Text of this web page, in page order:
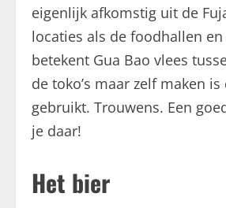
eigenlijk afkomstig uit de
locaties als de foodhallen
betekent Gua Bao vlees
de toko’s maar zelf maken
gebruikt. Trouwens. Een
je daar!
Het bier